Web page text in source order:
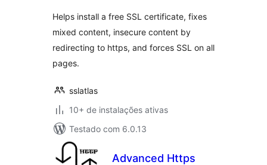
Helps install a free SSL certificate, fixes
mixed content, insecure content by
redirecting to https, and forces SSL on all
pages.
sslatlas
10+ de instalações ativas
Testado com 6.0.13
Advanced Https